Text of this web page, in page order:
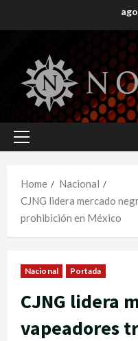
to
Primary
Home
Nacional
CJNG lidera mercado
prohibición en México
Nacional Portada
CJNG lidera
vapeadores